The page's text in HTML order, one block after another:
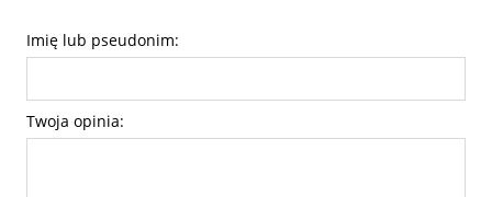
Imię lub pseudonim:
Twoja opinia: